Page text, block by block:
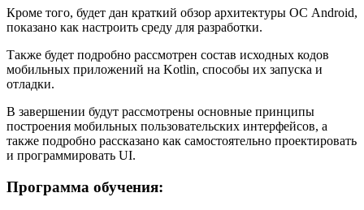
Кроме того, будет дан краткий обзор архитектуры ОС Android,
показано как настроить среду для разработки.
Также будет подробно рассмотрен состав исходных кодов
мобильных приложений на Kotlin, способы их запуска и
отладки.
В завершении будут рассмотрены основные принципы
построения мобильных пользовательских интерфейсов, а
также подробно рассказано как самостоятельно проектировать
и программировать UI.
Программа обучения: